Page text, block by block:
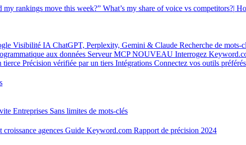
rankings move this week?” What’s my share of voice vs competitors?|
Visibilité IA ChatGPT, Perplexity, Gemini & Claude Recherche de mots-
aux données Serveur MCPNOUVEAU Interrogez
tierce Précision vérifiée par un tiers Intégrations Connectez vos outils préférés
Entreprises Sans limites de mots-clés
croissance agences Guide Keyword.com Rapport de précision 2024